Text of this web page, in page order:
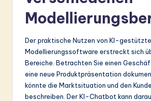
Der praktische Nutzen von KI-
Modellierungssoftware erstreckt sich
Bereiche. Betrachten Sie einen
eine neue Produktpräsentation
könnte die Marktsituation und den
beschreiben. Der KI-Chatbot kann